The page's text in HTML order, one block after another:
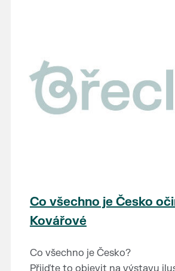
Co všechno je Česko
Kovářové
Co všechno je Česko?
Přijďte to objevit na výstavu